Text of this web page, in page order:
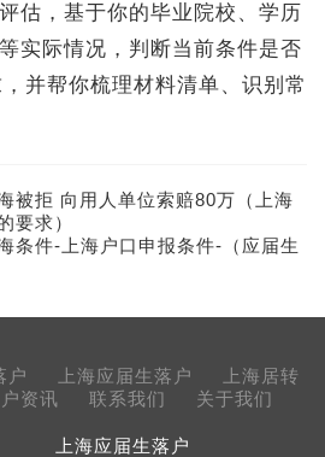
估，基于你的毕业院校、学历
实际情况，判断当前条件是否
并帮你梳理材料清单、识别常
被拒 向用人单位索赔80万（上海
要求）
条件-上海户口申报条件-（应届生
户 上海应届生落户
上海居转
资讯 联系我们 关于我们
上海应届生落户